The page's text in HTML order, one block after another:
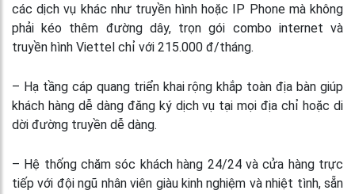
các dịch vụ khác như truyền hình hoặc IP Phone mà không
phải kéo thêm đường dây, trọn gói combo internet và
truyền hình Viettel chỉ với 215.000 đ/tháng.
– Hạ tầng cáp quang triển khai rộng khắp toàn địa bàn giúp
khách hàng dễ dàng đăng ký dịch vụ tại mọi địa chỉ hoặc di
dời đường truyền dễ dàng.
– Hệ thống chăm sóc khách hàng 24/24 và cửa hàng trực
tiếp với đội ngũ nhân viên giàu kinh nghiệm và nhiệt tình, sẵn